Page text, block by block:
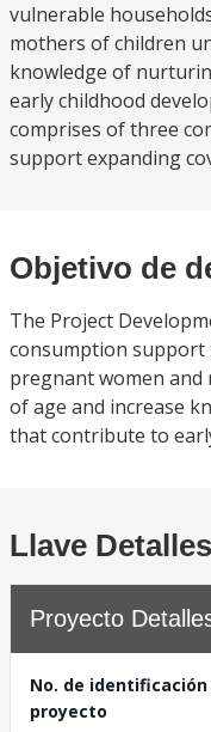
vulnerable
mothers of children
knowledge of
early childhood
comprises of three
support expanding
Objetivo de
The Project
consumption support
pregnant women and
of age and increase
that contribute to
Llave Detalles
Proyecto
No. de
proyecto